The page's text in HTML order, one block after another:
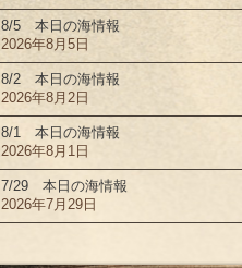
8/5 本日の海情報
2026年8月5日
8/2 本日の海情報
2026年8月2日
8/1 本日の海情報
2026年8月1日
7/29 本日の海情報
2026年7月29日